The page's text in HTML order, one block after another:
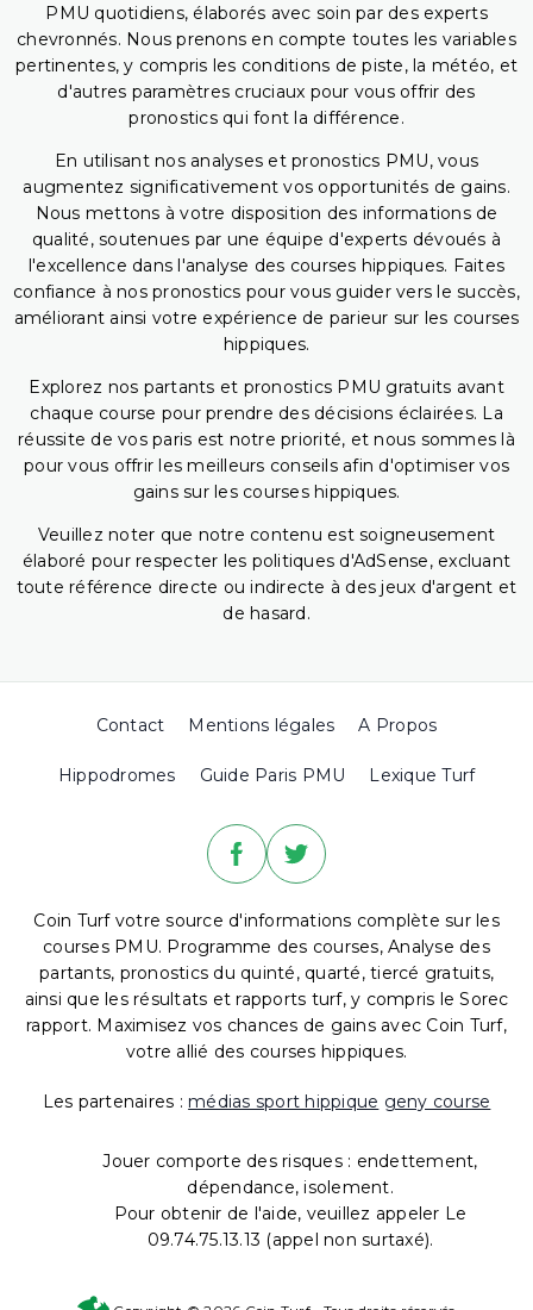
PMU quotidiens, élaborés avec soin par des experts
chevronnés. Nous prenons en compte toutes les variables
pertinentes, y compris les conditions de piste, la météo, et
d'autres paramètres cruciaux pour vous offrir des
pronostics qui font la différence.
En utilisant nos analyses et pronostics PMU, vous
augmentez significativement vos opportunités de gains.
Nous mettons à votre disposition des informations de
qualité, soutenues par une équipe d'experts dévoués à
l'excellence dans l'analyse des courses hippiques. Faites
confiance à nos pronostics pour vous guider vers le succès,
améliorant ainsi votre expérience de parieur sur les courses
hippiques.
Explorez nos partants et pronostics PMU gratuits avant
chaque course pour prendre des décisions éclairées. La
réussite de vos paris est notre priorité, et nous sommes là
pour vous offrir les meilleurs conseils afin d'optimiser vos
gains sur les courses hippiques.
Veuillez noter que notre contenu est soigneusement
élaboré pour respecter les politiques d'AdSense, excluant
toute référence directe ou indirecte à des jeux d'argent et
de hasard.
Contact Mentions légales A Propos
Hippodromes Guide Paris PMU Lexique Turf
Coin Turf votre source d'informations complète sur les
courses PMU. Programme des courses, Analyse des
partants, pronostics du quinté, quarté, tiercé gratuits,
ainsi que les résultats et rapports turf, y compris le Sorec
rapport. Maximisez vos chances de gains avec Coin Turf,
votre allié des courses hippiques.
Les partenaires : médias sport hippique geny course
Jouer comporte des risques : endettement,
dépendance, isolement.
Pour obtenir de l'aide, veuillez appeler Le
09.74.75.13.13 (appel non surtaxé).